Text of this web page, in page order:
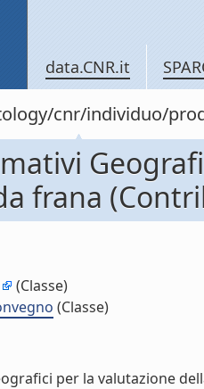
data.CNR.it
cnr/individuo/
frana
(Classe)
(Classe)
per la valutazione